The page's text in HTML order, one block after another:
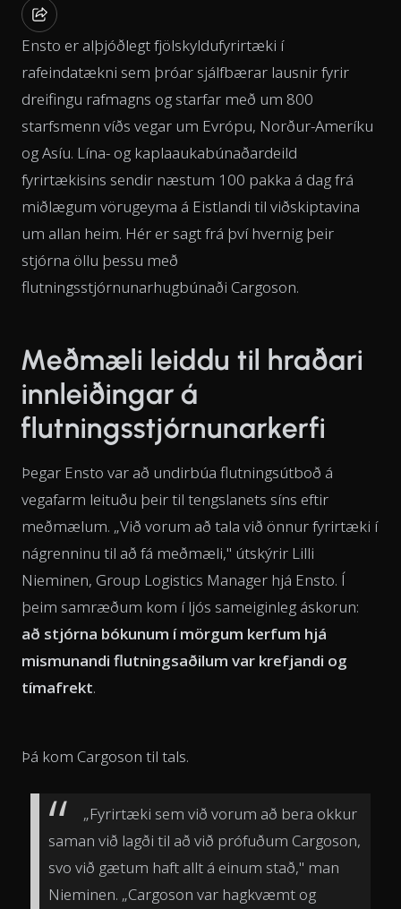
Ensto er alþjóðlegt fjölskyldufyrirtæki í
rafeindatækni sem þróar sjálfbærar lausnir fyrir
dreifingu rafmagns og starfar með um 800
starfsmenn víðs vegar um Evrópu, Norður-Ameríku
og Asíu. Lína- og kaplaaukabúnaðardeild
fyrirtækisins sendir næstum 100 pakka á dag frá
miðlægum vörugeyma á Eistlandi til viðskiptavina
um allan heim. Hér er sagt frá því hvernig þeir
stjórna öllu þessu með
flutningsstjórnunarhugbúnaði Cargoson.
Meðmæli leiddu til hraðari
innleiðingar á
flutningsstjórnunarkerfi
Þegar Ensto var að undirbúa flutningsútboð á
vegafarm leituðu þeir til tengslanets síns eftir
meðmælum. „Við vorum að tala við önnur fyrirtæki í
nágrenninu til að fá meðmæli," útskýrir Lilli
Nieminen, Group Logistics Manager hjá Ensto. Í
þeim samræðum kom í ljós sameiginleg áskorun:
að stjórna bókunum í mörgum kerfum hjá
mismunandi flutningsaðilum var krefjandi og
tímafrekt.
Þá kom Cargoson til tals.
„Fyrirtæki sem við vorum að bera okkur
saman við lagði til að við prófuðum Cargoson,
svo við gætum haft allt á einum stað," man
Nieminen. „Cargoson var hagkvæmt og